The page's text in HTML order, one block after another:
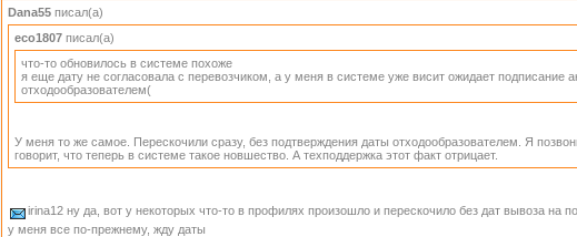
Dana55 писал(а)
eco1807 писал(а)
что-то обновилось в системе похоже
я еще дату не согласовала с перевозчиком, а у меня в системе уже висит ожидает подписание
отходообразователем(
У меня то же самое. Перескочили сразу, без подтверждения даты отходообразователем. Я
говорит, что теперь в системе такое новшество. А техподдержка этот факт отрицает.
irina12 ну да, вот у некоторых что-то в профилях произошло и перескочило без дат вывоза на
у меня все по-прежнему, жду даты